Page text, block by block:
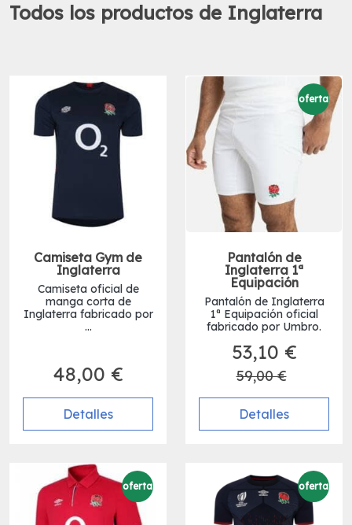
Todos los productos de Inglaterra
Camiseta Gym de
Inglaterra
Camiseta oficial de
manga corta de
Inglaterra fabricado por
...
48,00 €
Detalles
Pantalón de
Inglaterra 1ª
Equipación
Pantalón de Inglaterra
1ª Equipación oficial
fabricado por Umbro.
53,10 €
59,00 €
oferta
Detalles
oferta oferta